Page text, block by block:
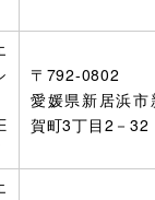
〒792-0802
愛媛県新居浜市
賀町3丁目2－32